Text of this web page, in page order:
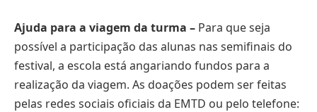
Ajuda para a viagem da turma – Para que seja
possível a participação das alunas nas semifinais do
festival, a escola está angariando fundos para a
realização da viagem. As doações podem ser feitas
pelas redes sociais oficiais da EMTD ou pelo telefone: